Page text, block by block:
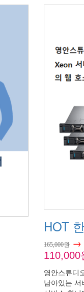
HOT
165,000원 →
110,000
영안스튜디
남아있는